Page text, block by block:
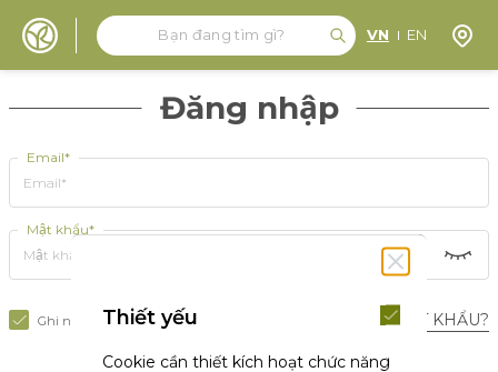
Tìm kiếm
Tìm kiếm
VN EN Định
Đăng nhập
Email*
Mật khẩu*
BẠN QUÊN MẬT KHẨU?
Ghi nhớ tôi Thiết yếu
Cookie cần thiết kích hoạt chức năng